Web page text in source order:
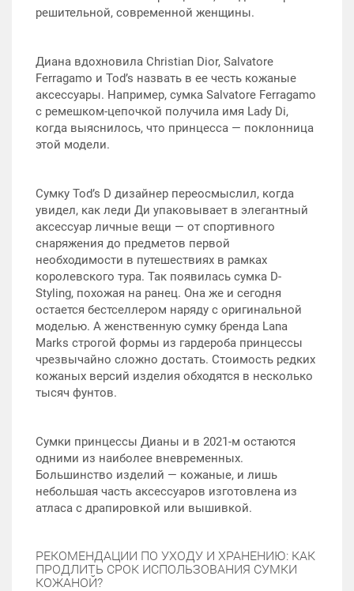
решительной, современной женщины.
Диана вдохновила Christian Dior, Salvatore
Ferragamo и Tod’s назвать в ее честь кожаные
аксессуары. Например, сумка Salvatore Ferragamo
с ремешком-цепочкой получила имя Lady Di,
когда выяснилось, что принцесса — поклонница
этой модели.
Сумку Tod’s D дизайнер переосмыслил, когда
увидел, как леди Ди упаковывает в элегантный
аксессуар личные вещи — от спортивного
снаряжения до предметов первой
необходимости в путешествиях в рамках
королевского тура. Так появилась сумка D-
Styling, похожая на ранец. Она же и сегодня
остается бестселлером наряду с оригинальной
моделью. А женственную сумку бренда Lana
Marks строгой формы из гардероба принцессы
чрезвычайно сложно достать. Стоимость редких
кожаных версий изделия обходятся в несколько
тысяч фунтов.
Сумки принцессы Дианы и в 2021-м остаются
одними из наиболее вневременных.
Большинство изделий — кожаные, и лишь
небольшая часть аксессуаров изготовлена из
атласа с драпировкой или вышивкой.
РЕКОМЕНДАЦИИ ПО УХОДУ И ХРАНЕНИЮ: КАК
ПРОДЛИТЬ СРОК ИСПОЛЬЗОВАНИЯ СУМКИ
КОЖАНОЙ?